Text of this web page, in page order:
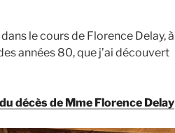
le cours de Florence Delay, à
années 80, que j’ai découvert
décès de Mme Florence Delay